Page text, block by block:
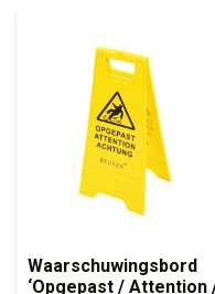
Waarschuwingsbord
‘Opgepast / Attention